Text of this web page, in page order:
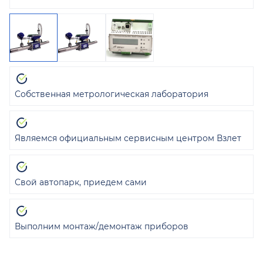
Собственная метрологическая лаборатория
Являемся официальным сервисным центром Взлет
Свой автопарк, приедем сами
Выполним монтаж/демонтаж приборов